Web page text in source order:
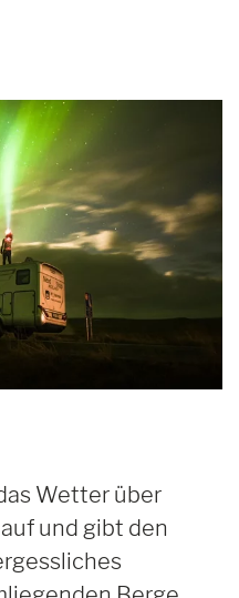
Wetter über
und gibt den